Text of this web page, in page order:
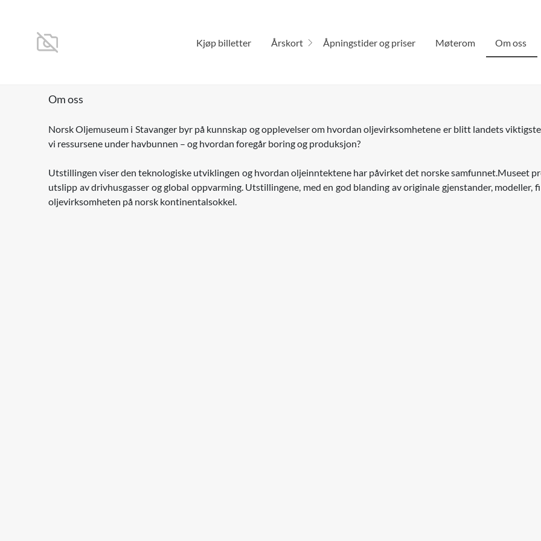
Kjøp billetter Årskort Åpningstider og priser Møterom Om oss
Om oss
Norsk Oljemuseum i Stavanger byr på kunnskap og opplevelser om hvordan oljevirksomhetene er blitt landets
vi ressursene under havbunnen – og hvordan foregår boring og produksjon?
Utstillingen viser den teknologiske utviklingen og hvordan oljeinntektene har påvirket det norske samfunnet.Museet
utslipp av drivhusgasser og global oppvarming. Utstillingene, med en god blanding av originale gjenstander,
oljevirksomheten på norsk kontinentalsokkel.